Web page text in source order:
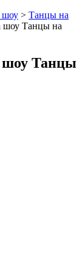
шоу > Танцы на
шоу Танцы на
шоу Танцы